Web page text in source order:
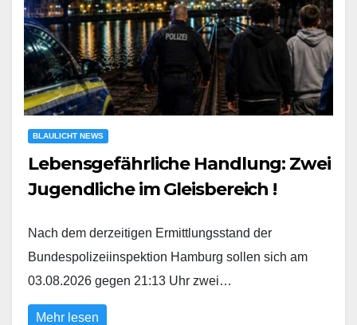
BLAULICHT NEWS
Lebensgefährliche Handlung: Zwei
Jugendliche im Gleisbereich !
Nach dem derzeitigen Ermittlungsstand der
Bundespolizeiinspektion Hamburg sollen sich am
03.08.2026 gegen 21:13 Uhr zwei…
Mehr lesen